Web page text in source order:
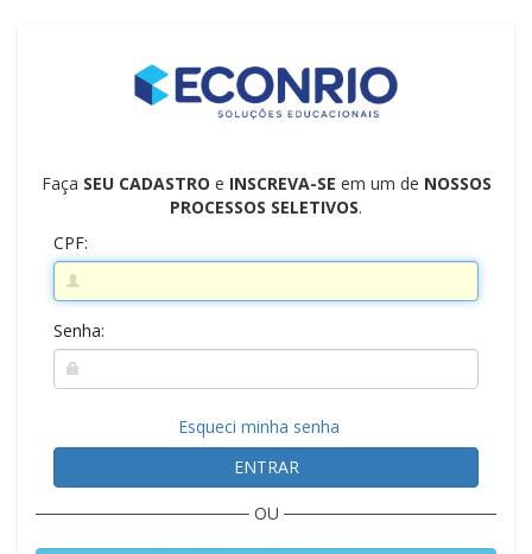
Faça SEU CADASTRO e INSCREVA-SE em um de NOSSOS
PROCESSOS SELETIVOS.
CPF:
Senha:
Esqueci minha senha
ENTRAR
OU